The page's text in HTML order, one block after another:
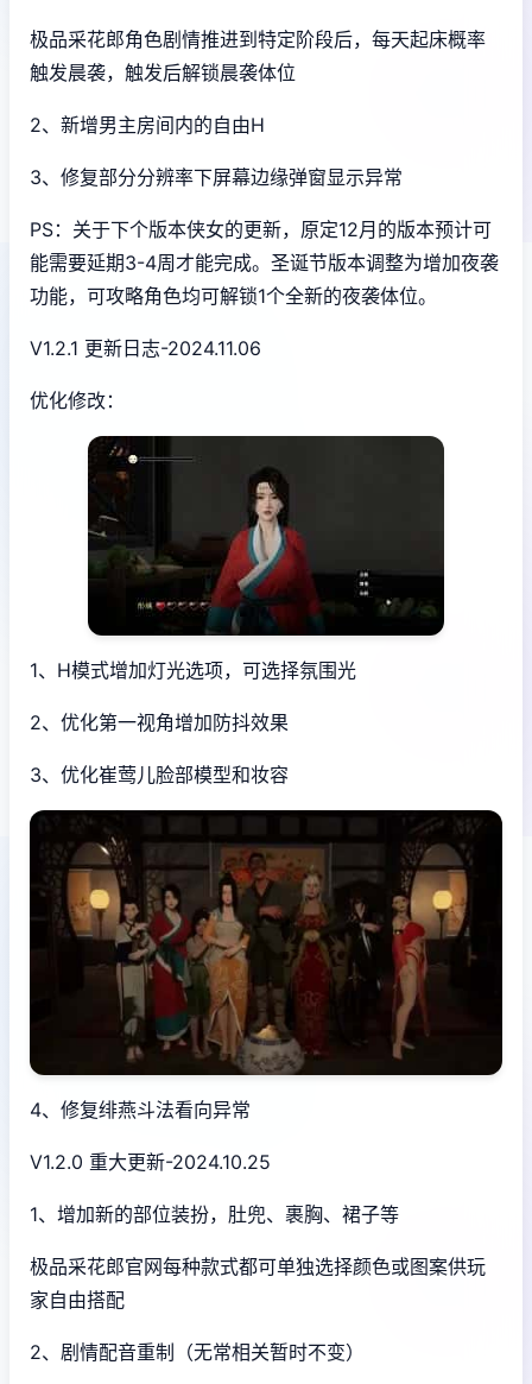
极品采花郎角色剧情推进到特定阶段后，每天起床概率
触发晨袭，触发后解锁晨袭体位
2、新增男主房间内的自由H
3、修复部分分辨率下屏幕边缘弹窗显示异常
PS：关于下个版本侠女的更新，原定12月的版本预计可
能需要延期3-4周才能完成。圣诞节版本调整为增加夜袭
功能，可攻略角色均可解锁1个全新的夜袭体位。
V1.2.1 更新日志-2024.11.06
优化修改：
1、H模式增加灯光选项，可选择氛围光
2、优化第一视角增加防抖效果
3、优化崔莺儿脸部模型和妆容
4、修复绯燕斗法看向异常
V1.2.0 重大更新-2024.10.25
1、增加新的部位装扮，肚兜、裹胸、裙子等
极品采花郎官网每种款式都可单独选择颜色或图案供玩
家自由搭配
2、剧情配音重制（无常相关暂时不变）